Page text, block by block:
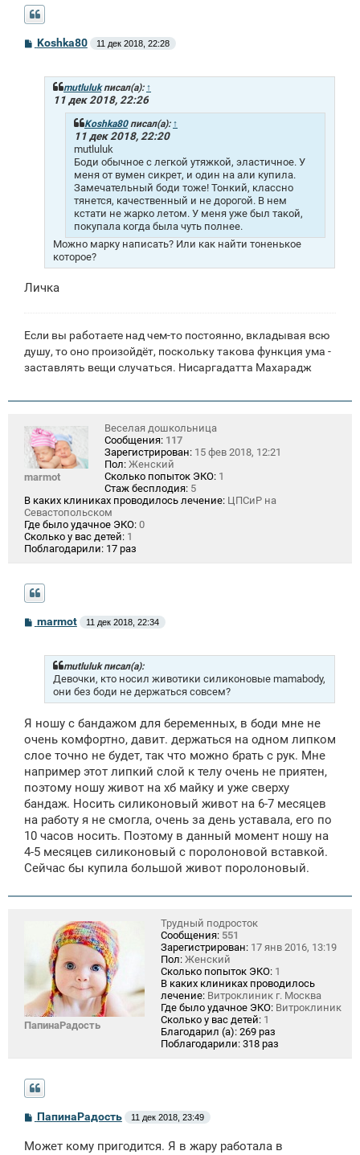
СKoshka80 11 дек 2018, 22:28
mutlulukписал(а): ↑
11 дек 2018, 22:26
Koshka80писал(а): ↑
11 дек 2018, 22:20
mutluluk
Боди обычное с легкой утяжкой, эластичное. У
меня от вумен сикрет, и один на али купила.
Замечательный боди тоже! Тонкий, классно
тянется, качественный и не дорогой. В нем
кстати не жарко летом. У меня уже был такой,
покупала когда была чуть полнее.
Можно марку написать? Или как найти тоненькое
которое?
Личка
Если вы работаете над чем-то постоянно, вкладывая всю
душу, то оно произойдёт, поскольку такова функция ума -
заставлять вещи случаться. Нисаргадатта Махарадж
marmot
Веселая дошкольница
Сообщения: 117
Зарегистрирован: 15 фев 2018, 12:21
Пол: Женский
Сколько попыток ЭКО: 1
Стаж бесплодия: 5
В каких клиниках проводилось лечение: ЦПСиР на
Севастопольском
Где было удачное ЭКО: 0
Сколько у вас детей: 1
Поблагодарили: 17 раз
Сmarmot 11 дек 2018, 22:34
mutluluk писал(а):
Девочки, кто носил животики силиконовые mamabody,
они без боди не держаться совсем?
Я ношу с бандажом для беременных, в боди мне не
очень комфортно, давит. держаться на одном липком
слое точно не будет, так что можно брать с рук. Мне
например этот липкий слой к телу очень не приятен,
поэтому ношу живот на хб майку и уже сверху
бандаж. Носить силиконовый живот на 6-7 месяцев
на работу я не смогла, очень за день уставала, его по
10 часов носить. Поэтому в данный момент ношу на
4-5 месяцев силиконовый с поролоновой вставкой.
Сейчас бы купила большой живот поролоновый.
ПапинаРадость
Трудный подросток
Сообщения: 551
Зарегистрирован: 17 янв 2016, 13:19
Пол: Женский
Сколько попыток ЭКО: 1
В каких клиниках проводилось
лечение: Витроклиник г. Москва
Где было удачное ЭКО: Витроклиник
Сколько у вас детей: 1
Благодарил (а): 269 раз
Поблагодарили: 318 раз
С
о
б
ПапинаРадость 11 дек 2018, 23:49
Может кому пригодится. Я в жару работала в